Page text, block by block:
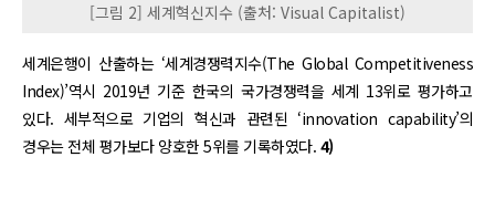
[그림 2] 세계혁신지수 (출처: Visual Capitalist)
세계은행이 산출하는 ‘세계경쟁력지수(The Global Competitiveness
Index)’역시 2019년 기준 한국의 국가경쟁력을 세계 13위로 평가하고
있다. 세부적으로 기업의 혁신과 관련된 ‘innovation capability’의
경우는 전체 평가보다 양호한 5위를 기록하였다. 4)